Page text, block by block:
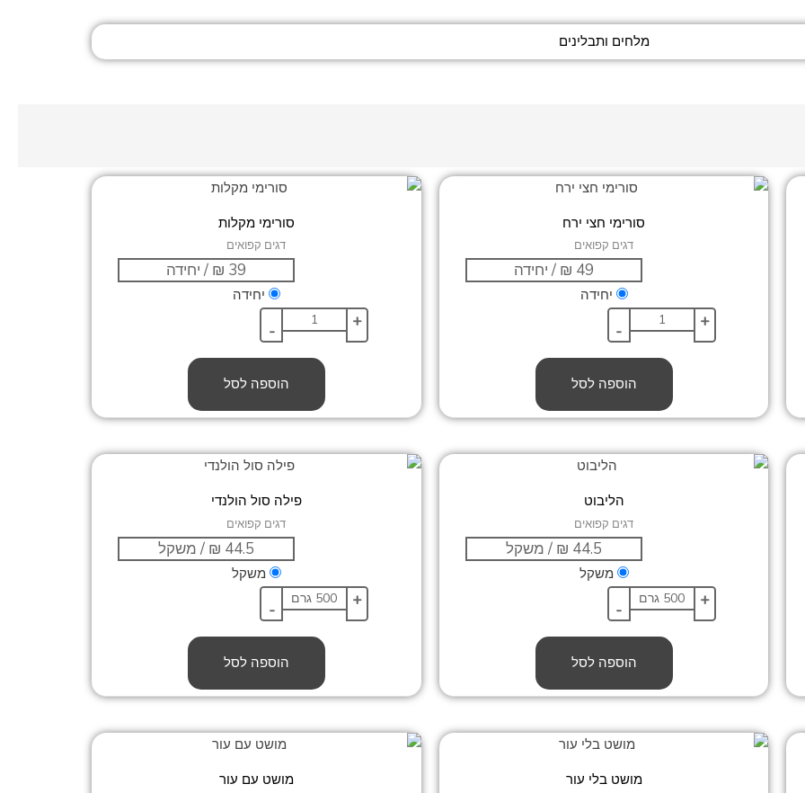
מלחים ותבלינים
סורימי חצי ירח
דגים קפואים
יחידה
+
-
הוספה לסל
סורימי מקלות
דגים קפואים
יחידה
+
-
הוספה לסל
הליבוט
דגים קפואים
משקל
+
-
הוספה לסל
פילה סול הולנדי
דגים קפואים
משקל
+
-
הוספה לסל
מושט בלי עור מושט עם עור